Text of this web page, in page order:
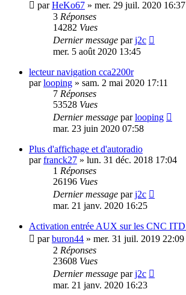
parHeKo67 » mer. 29 juil. 2020 16:37
3 Réponses
14282 Vues
Dernier message parj2c
mer. 5 août 2020 13:45
lecteur navigation cca2200r
parlooping » sam. 2 mai 2020 17:11
7 Réponses
53528 Vues
Dernier message parlooping
mar. 23 juin 2020 07:58
Plus d'affichage et d'autoradio
parfranck27 » lun. 31 déc. 2018 17:04
1 Réponses
26196 Vues
Dernier message parj2c
mar. 21 janv. 2020 16:25
Activation entrée AUX sur les CNC
parburon44 » mer. 31 juil. 2019 22:09
2 Réponses
23608 Vues
Dernier message parj2c
mar. 21 janv. 2020 16:23